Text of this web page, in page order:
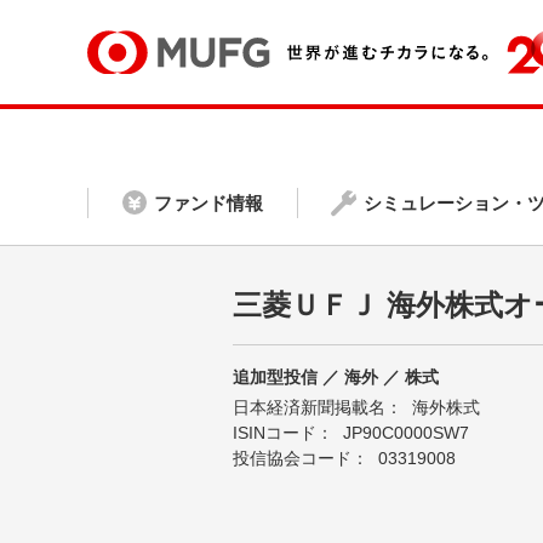
ファンド情報 シミュレーション・
三菱ＵＦＪ 海外株式オ
追加型投信 ／ 海外 ／ 株式
日本経済新聞掲載名：
海外株式
ISINコード：
JP90C0000SW7
投信協会コード：
03319008